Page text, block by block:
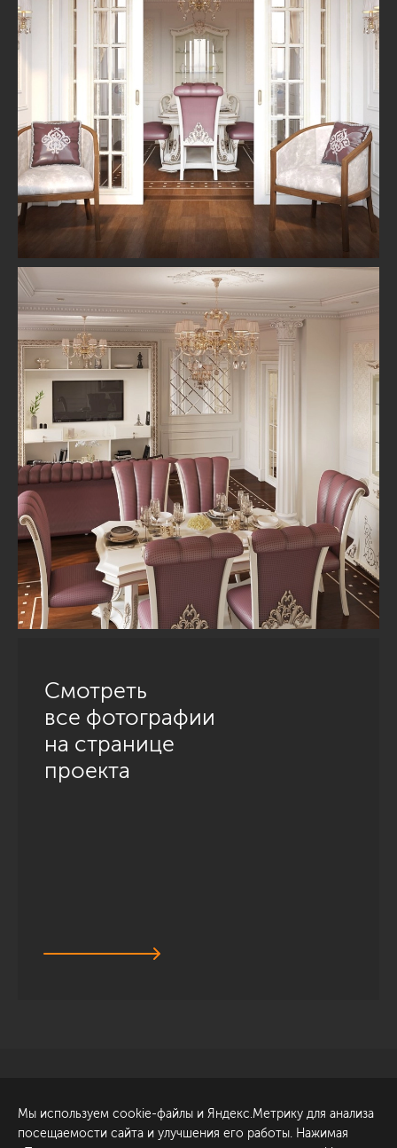
Смотреть
все фотографии
на странице
проекта
Обсудить проект
ул. Академика Павлова, 6
Мы используем cookie-файлы и Яндекс.Метрику для анализа
посещаемости сайта и улучшения его работы. Нажимая